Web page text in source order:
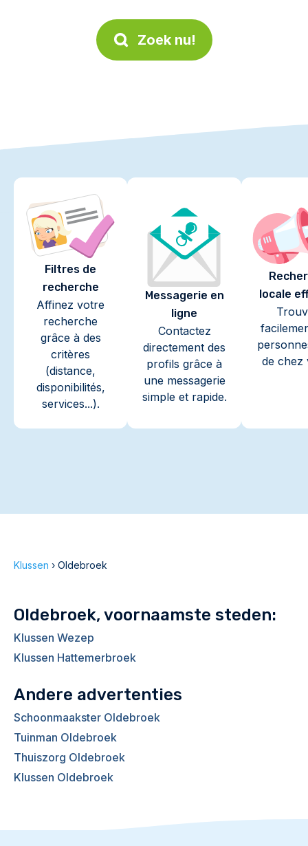
Zoek nu!
Filtres de
recherche
Affinez votre
recherche
grâce à des
critères
(distance,
disponibilités,
services...).
Messagerie en
ligne
Contactez
directement des
profils grâce à
une messagerie
simple et rapide.
locale
de chez
Klussen › Oldebroek
Oldebroek, voornaamste steden:
Klussen Wezep
Klussen Hattemerbroek
Andere advertenties
Schoonmaakster Oldebroek
Tuinman Oldebroek
Thuiszorg Oldebroek
Klussen Oldebroek